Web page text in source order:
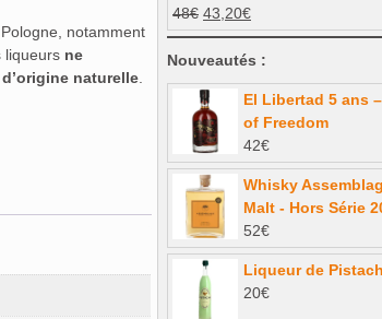
notamment
liqueurs ne
naturelle.
48€ Le
prix
initial
était :
48€.
43,20€Le
prix
actuel
est :
43,20€.
Nouveautés :
El Libertad 5 ans
of Freedom
42€
Whisky
Malt - Hors Série
52€
Liqueur de
20€